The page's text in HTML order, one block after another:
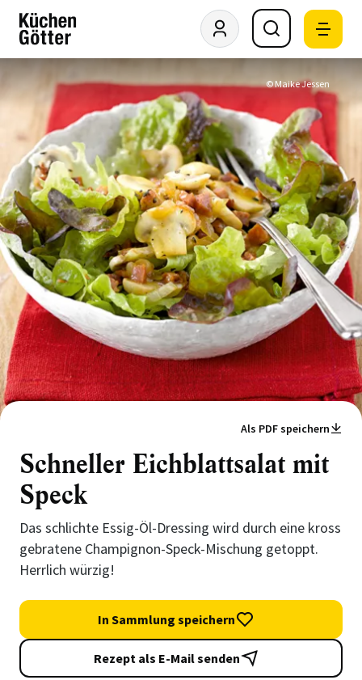
© Maike Jessen
Als PDF speichern
Schneller Eichblattsalat mit
Speck
Das schlichte Essig-Öl-Dressing wird durch eine kross
gebratene Champignon-Speck-Mischung getoppt.
Herrlich würzig!
In Sammlung speichern
Rezept als E-Mail senden